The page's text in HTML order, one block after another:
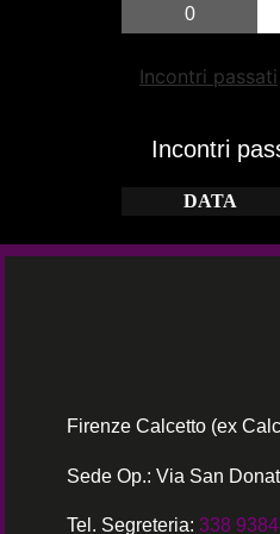
0
Incontri passati
Incontri
DATA
Firenze Calcetto (ex
Sede Op.: Via San
Tel. Segreteria:338